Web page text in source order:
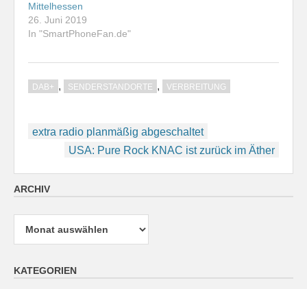
Mittelhessen
26. Juni 2019
In "SmartPhoneFan.de"
DAB+ , SENDERSTANDORTE , VERBREITUNG
Beitragsnavigation
extra radio planmäßig abgeschaltet
USA: Pure Rock KNAC ist zurück im Äther
ARCHIV
Archiv
KATEGORIEN